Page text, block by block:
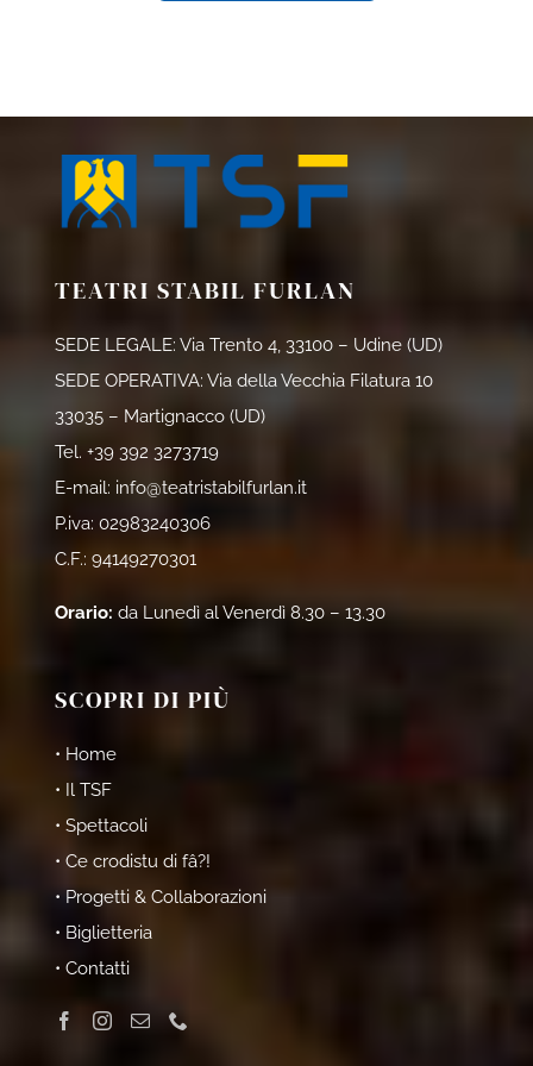
TEATRI STABIL FURLAN
SEDE LEGALE: Via Trento 4, 33100 – Udine (UD)
SEDE OPERATIVA: Via della Vecchia Filatura 10
33035 – Martignacco (UD)
Tel. +39 392 3273719
E-mail: info@teatristabilfurlan.it
P.iva: 02983240306
C.F.: 94149270301
Orario: da Lunedì al Venerdì 8.30 – 13.30
SCOPRI DI PIÙ
• Home
• Il TSF
• Spettacoli
• Ce crodistu di fâ?!
• Progetti & Collaborazioni
• Biglietteria
• Contatti